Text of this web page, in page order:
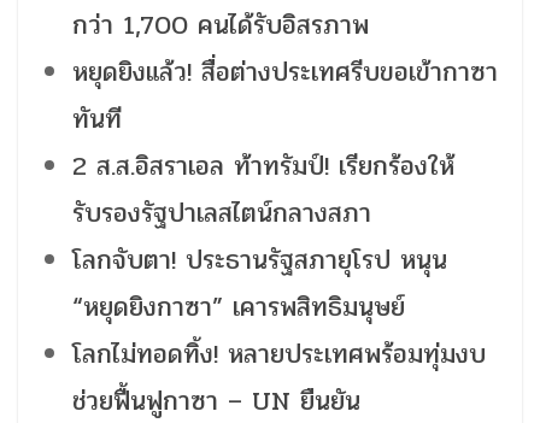
กว่า 1,700 คนได้รับอิสรภาพ
หยุดยิงแล้ว! สื่อต่างประเทศรีบขอเข้ากาซา
ทันที
2 ส.ส.อิสราเอล ท้าทรัมป์! เรียกร้องให้
รับรองรัฐปาเลสไตน์กลางสภา
โลกจับตา! ประธานรัฐสภายุโรป หนุน
“หยุดยิงกาซา” เคารพสิทธิมนุษย์
โลกไม่ทอดทิ้ง! หลายประเทศพร้อมทุ่มงบ
ช่วยฟื้นฟูกาซา – UN ยืนยัน